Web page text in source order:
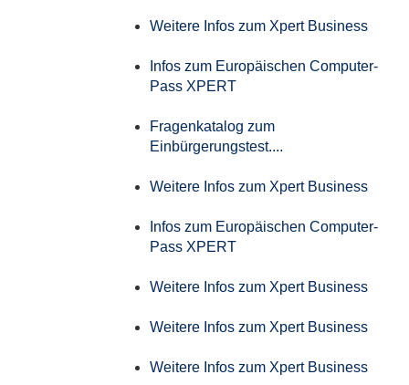
Weitere Infos zum Xpert Business
Infos zum Europäischen Computer-
Pass XPERT
Fragenkatalog zum
Einbürgerungstest....
Weitere Infos zum Xpert Business
Infos zum Europäischen Computer-
Pass XPERT
Weitere Infos zum Xpert Business
Weitere Infos zum Xpert Business
Weitere Infos zum Xpert Business